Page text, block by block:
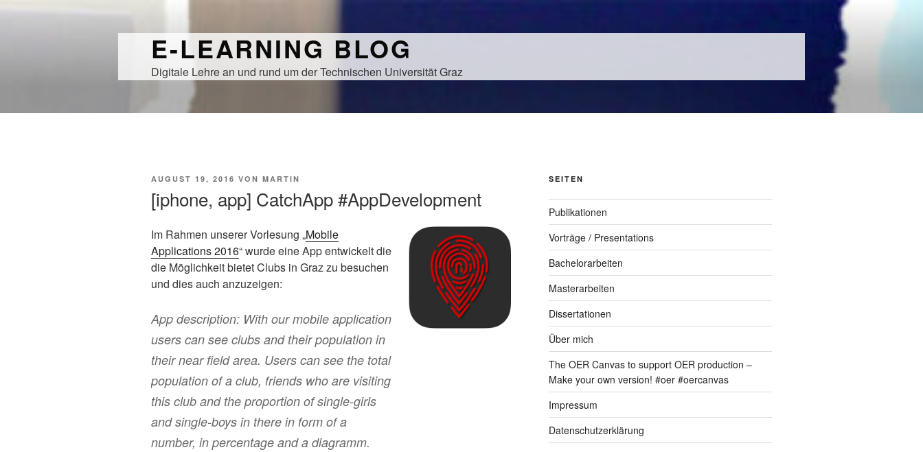
E-LEARNING BLOG
Digitale Lehre an und rund um der Technischen Universität Graz
VERÖFFENTLICHT
AUGUST 19, 2016 VON MARTIN
[iphone, app] CatchApp #AppDevelopment
Im Rahmen unserer Vorlesung „Mobile
Applications 2016“ wurde eine App entwickelt die
die Möglichkeit bietet Clubs in Graz zu besuchen
und dies auch anzuzeigen:
App description: With our mobile application
users can see clubs and their population in
their near field area. Users can see the total
population of a club, friends who are visiting
this club and the proportion of single-girls
and single-boys in there in form of a
number, in percentage and a diagramm.
SEITEN
Publikationen
Vorträge / Presentations
Bachelorarbeiten
Masterarbeiten
Dissertationen
Über mich
The OER Canvas to support OER production –
Make your own version! #oer #oercanvas
Impressum
Datenschutzerklärung